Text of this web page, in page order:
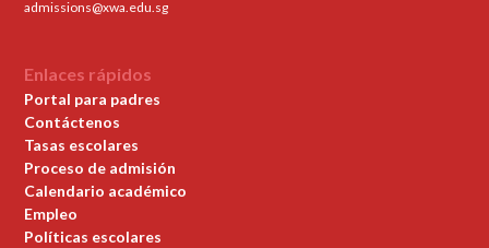
admissions@xwa.edu.sg
Enlaces rápidos
Portal para padres
Contáctenos
Tasas escolares
Proceso de admisión
Calendario académico
Empleo
Políticas escolares